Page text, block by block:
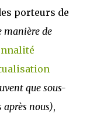
porteurs de
manière de
que sous-
nous),